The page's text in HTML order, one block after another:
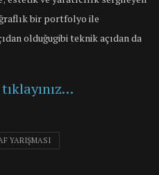
bir portfolyo ile
olduğugibi teknik açıdan da
YARIŞMASI